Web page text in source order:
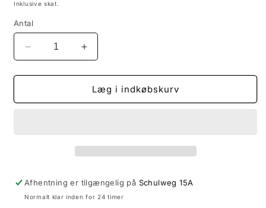
Inklusive skat.
Antal
Reducer
antallet
for
Gastgeschenke
mit
Øg
antallet
for
Gastgeschenke
mit
Læg i indkøbskurv
Afhentning er tilgængelig på Schulweg 15A
Normalt klar inden for 24 timer